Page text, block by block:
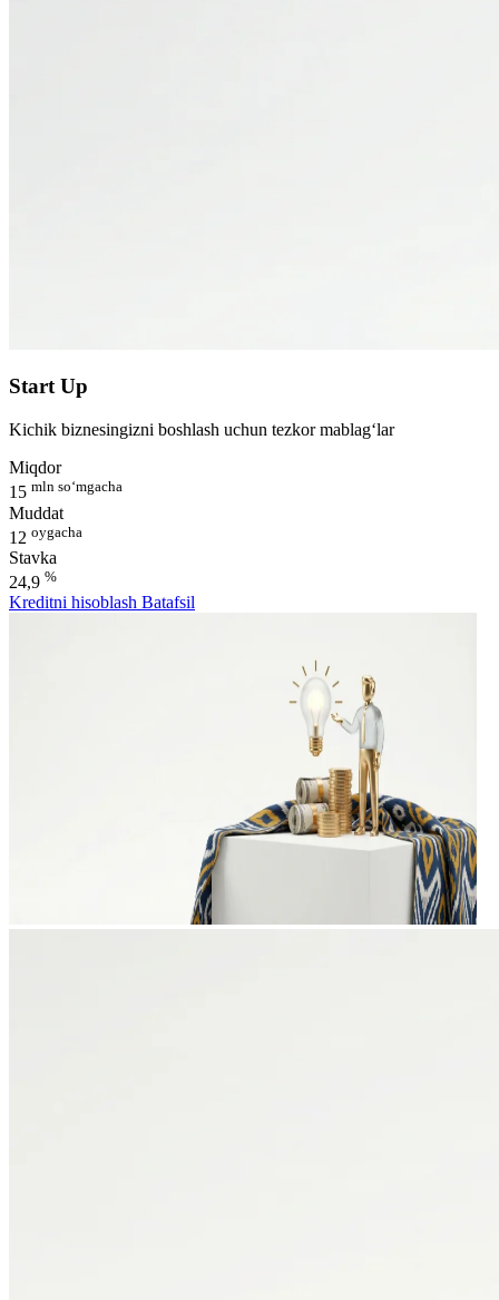
Start Up
Kichik biznesingizni boshlash uchun tezkor mablag‘lar
Miqdor
15 mln so‘mgacha
Muddat
12 oygacha
Stavka
24,9 %
Kreditni hisoblash Batafsil